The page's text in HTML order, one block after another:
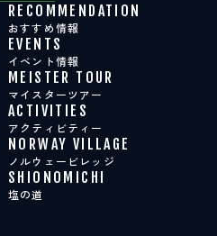
RECOMMENDATION
おすすめ情報
EVENTS
イベント情報
MEISTER TOUR
マイスターツアー
ACTIVITIES
アクティビティー
NORWAY VILLAGE
ノルウェービレッジ
SHIONOMICHI
塩の道